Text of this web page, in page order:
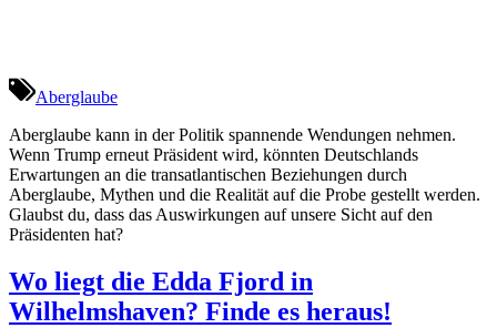
Aberglaube
Aberglaube kann in der Politik spannende Wendungen nehmen.
Wenn Trump erneut Präsident wird, könnten Deutschlands
Erwartungen an die transatlantischen Beziehungen durch
Aberglaube, Mythen und die Realität auf die Probe gestellt werden.
Glaubst du, dass das Auswirkungen auf unsere Sicht auf den
Präsidenten hat?
Wo liegt die Edda Fjord in
Wilhelmshaven? Finde es heraus!